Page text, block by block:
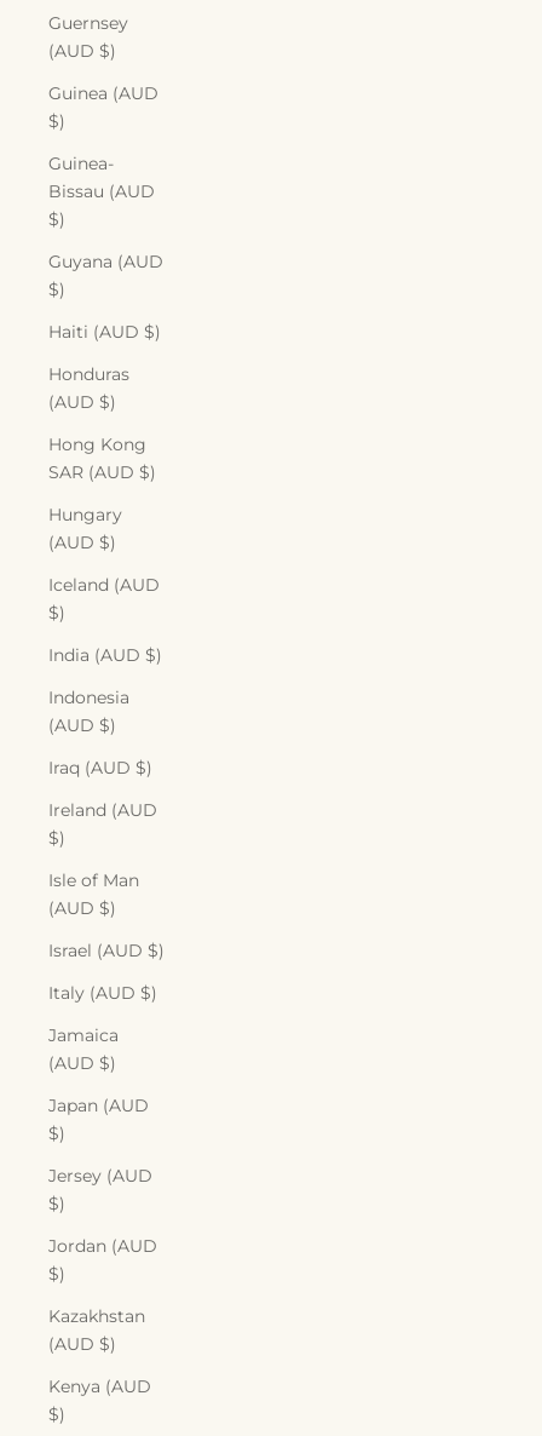
Guernsey
(AUD $)
Guinea (AUD
$)
Guinea-
Bissau (AUD
$)
Guyana (AUD
$)
Haiti (AUD $)
Honduras
(AUD $)
Hong Kong
SAR (AUD $)
Hungary
(AUD $)
Iceland (AUD
$)
India (AUD $)
Indonesia
(AUD $)
Iraq (AUD $)
Ireland (AUD
$)
Isle of Man
(AUD $)
Israel (AUD $)
Italy (AUD $)
Jamaica
(AUD $)
Japan (AUD
$)
Jersey (AUD
$)
Jordan (AUD
$)
Kazakhstan
(AUD $)
Kenya (AUD
$)